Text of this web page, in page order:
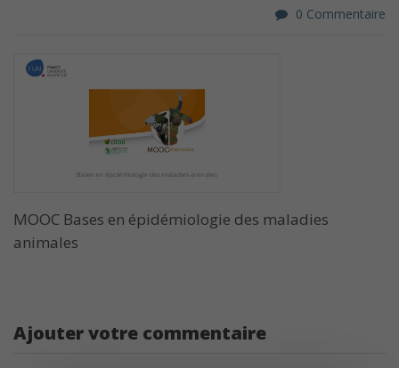
0 Commentaire
MOOC Bases en épidémiologie des maladies
animales
Ajouter votre commentaire